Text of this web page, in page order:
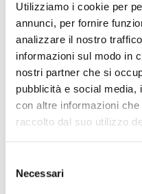
Utilizziamo i cookie per
annunci, per fornire
analizzare il nostro
informazioni sul modo in
nostri partner che si
pubblicità e social media,
con altre informazioni
raccolto dal suo utilizzo
delNecessari
259
Data
25 Giugno 2025 11:45
Struttura di
Direzione generale